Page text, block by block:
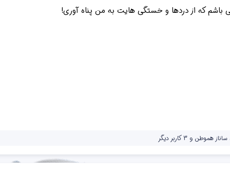
باشم که از دردها و خستگی هایت به من پناه آوری!
ساناز هموطن و 3 کاربر دیگر